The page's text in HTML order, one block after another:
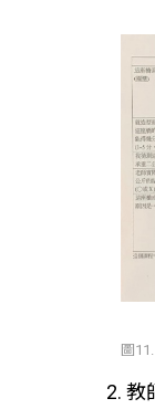
圖
2. 教